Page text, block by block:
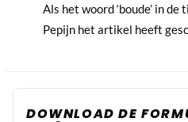
Als het woord ‘boude’ in
Pepijn het artikel heeft
DOWNLOAD DE